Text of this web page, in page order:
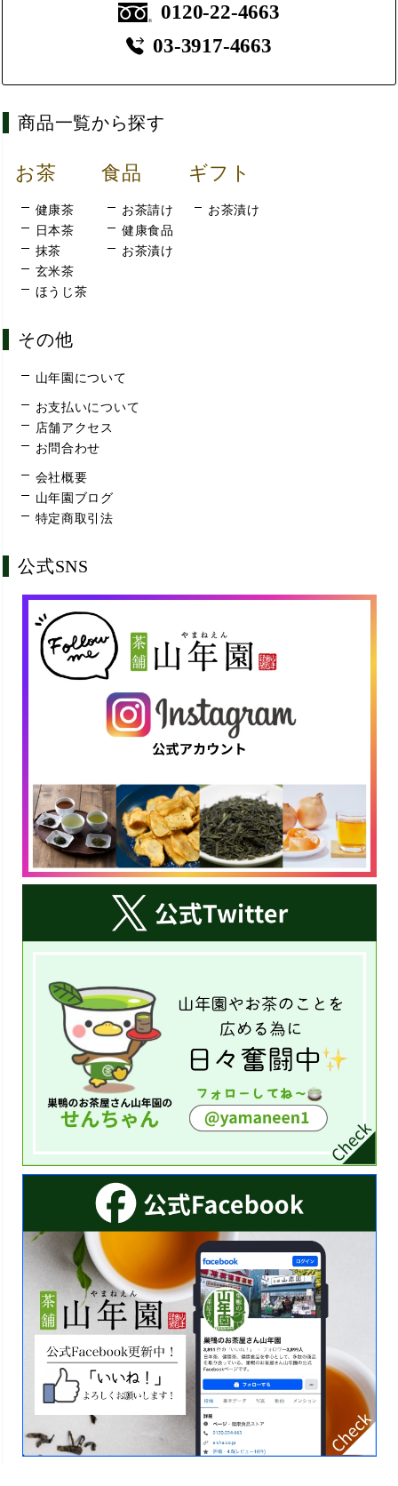
0120-22-4663
03-3917-4663
商品一覧から探す
お茶
健康茶
日本茶
抹茶
玄米茶
ほうじ茶
食品
お茶請け
健康食品
お茶漬け
ギフト
お茶漬け
その他
山年園について
お支払いについて
店舗アクセス
お問合わせ
会社概要
山年園ブログ
特定商取引法
公式SNS